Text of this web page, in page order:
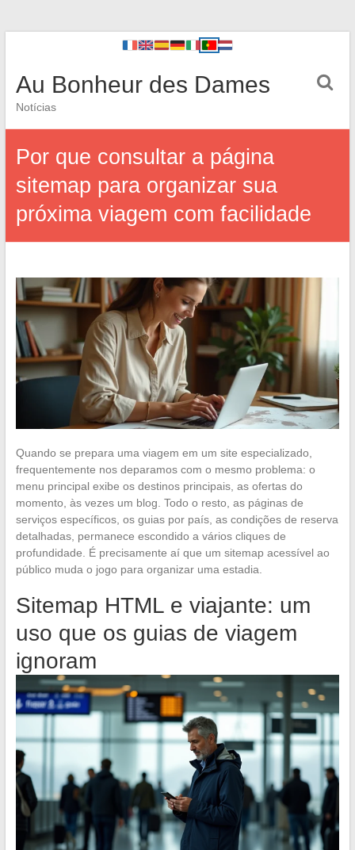
Au Bonheur des Dames
Notícias
Por que consultar a página
sitemap para organizar sua
próxima viagem com facilidade
Quando se prepara uma viagem em um site especializado,
frequentemente nos deparamos com o mesmo problema: o
menu principal exibe os destinos principais, as ofertas do
momento, às vezes um blog. Todo o resto, as páginas de
serviços específicos, os guias por país, as condições de reserva
detalhadas, permanece escondido a vários cliques de
profundidade. É precisamente aí que um sitemap acessível ao
público muda o jogo para organizar uma estadia.
Sitemap HTML e viajante: um
uso que os guias de viagem
ignoram